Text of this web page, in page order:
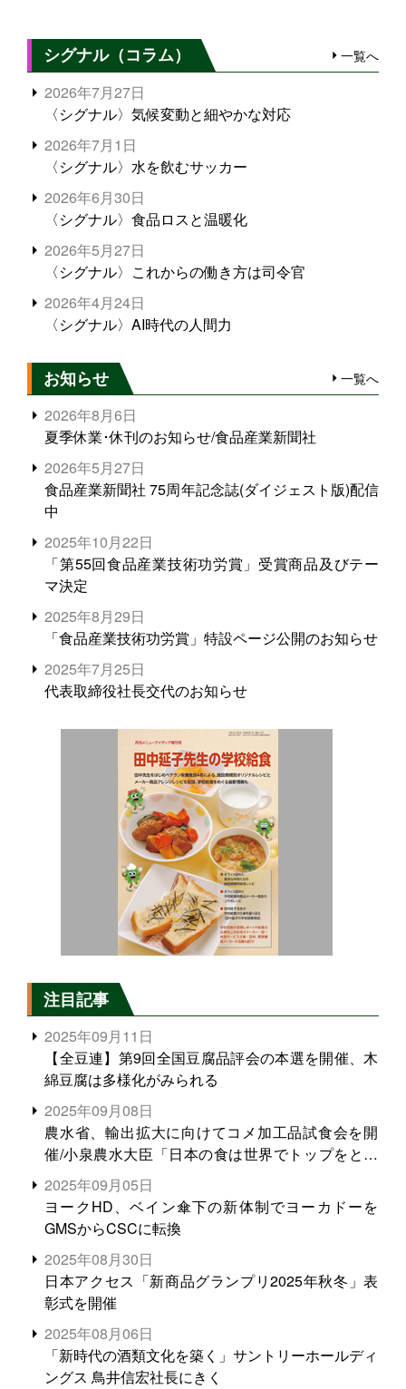
シグナル（コラム） 一覧へ
2026年7月27日
〈シグナル〉気候変動と細やかな対応
2026年7月1日
〈シグナル〉水を飲むサッカー
2026年6月30日
〈シグナル〉食品ロスと温暖化
2026年5月27日
〈シグナル〉これからの働き方は司令官
2026年4月24日
〈シグナル〉AI時代の人間力
お知らせ 一覧へ
2026年8月6日
夏季休業･休刊のお知らせ/食品産業新聞社
2026年5月27日
食品産業新聞社 75周年記念誌(ダイジェスト版)配信
中
2025年10月22日
「第55回食品産業技術功労賞」受賞商品及びテー
マ決定
2025年8月29日
「食品産業技術功労賞」特設ページ公開のお知らせ
2025年7月25日
代表取締役社長交代のお知らせ
注目記事
2025年09月11日
【全豆連】第9回全国豆腐品評会の本選を開催、木
綿豆腐は多様化がみられる
2025年09月08日
農水省、輸出拡大に向けてコメ加工品試食会を開
催/小泉農水大臣「日本の食は世界でトップをとれ
る。米増産に向けて、米輸出需要の拡大を」
2025年09月05日
ヨークHD、ベイン傘下の新体制でヨーカドーを
GMSからCSCに転換
2025年08月30日
日本アクセス「新商品グランプリ2025年秋冬」表
彰式を開催
2025年08月06日
「新時代の酒類文化を築く」サントリーホールディ
ングス 鳥井信宏社長にきく